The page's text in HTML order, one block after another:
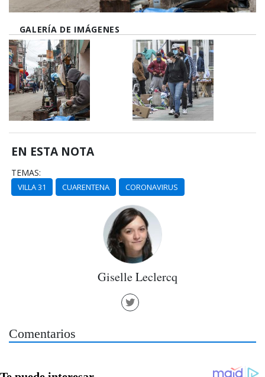
GALERÍA DE IMÁGENES
EN ESTA NOTA
TEMAS:
VILLA 31 CUARENTENA CORONAVIRUS
Giselle Leclercq
Comentarios